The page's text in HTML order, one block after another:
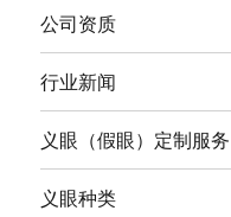
公司资质
行业新闻
义眼（假眼）定制服务
义眼种类